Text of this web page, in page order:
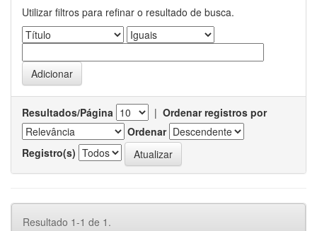
Utilizar filtros para refinar o resultado de busca.
Resultados/Página | Ordenar registros por
Ordenar
Registro(s)
Resultado 1-1 de 1.